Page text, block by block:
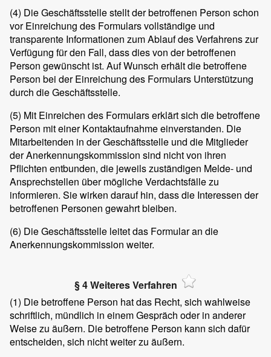
(4) Die Geschäftsstelle stellt der betroffenen Person schon
vor Einreichung des Formulars vollständige und
transparente Informationen zum Ablauf des Verfahrens zur
Verfügung für den Fall, dass dies von der betroffenen
Person gewünscht ist. Auf Wunsch erhält die betroffene
Person bei der Einreichung des Formulars Unterstützung
durch die Geschäftsstelle.
(5) Mit Einreichen des Formulars erklärt sich die betroffene
Person mit einer Kontaktaufnahme einverstanden. Die
Mitarbeitenden in der Geschäftsstelle und die Mitglieder
der Anerkennungskommission sind nicht von ihren
Pflichten entbunden, die jeweils zuständigen Melde- und
Ansprechstellen über mögliche Verdachtsfälle zu
informieren. Sie wirken darauf hin, dass die Interessen der
betroffenen Personen gewahrt bleiben.
(6) Die Geschäftsstelle leitet das Formular an die
Anerkennungskommission weiter.
§ 4 Weiteres Verfahren
(1) Die betroffene Person hat das Recht, sich wahlweise
schriftlich, mündlich in einem Gespräch oder in anderer
Weise zu äußern. Die betroffene Person kann sich dafür
entscheiden, sich nicht weiter zu äußern.